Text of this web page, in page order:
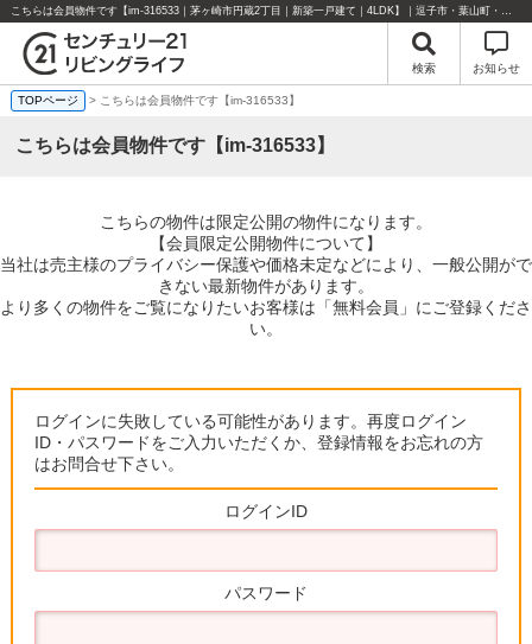
こちらは会員物件です【im-316533｜茅ヶ崎市円蔵2丁目｜新築一戸建て｜4LDK】｜逗子市・葉山町・湘南エリアの不動産のことならセンチュリー21リビングライフにお任せください！
検索 お知らせ
TOPページ > こちらは会員物件です【im-316533】
こちらは会員物件です【im-316533】
こちらの物件は限定公開の物件になります。
【会員限定公開物件について】
当社は売主様のプライバシー保護や価格未定などにより、一般公開がで
きない最新物件があります。
より多くの物件をご覧になりたいお客様は「無料会員」にご登録くださ
い。
ログインに失敗している可能性があります。再度ログイン
ID・パスワードをご入力いただくか、登録情報をお忘れの方
はお問合せ下さい。
ログインID
パスワード